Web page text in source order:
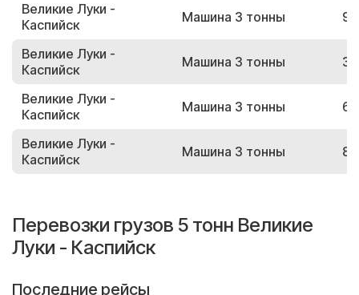
Великие Луки -
Каспийск
Машина 3 тонны
Великие Луки -
Каспийск
Машина 3 тонны
Великие Луки -
Каспийск
Машина 3 тонны
Великие Луки -
Каспийск
Машина 3 тонны
Перевозки грузов 5 тонн Великие
Луки - Каспийск
Последние рейсы